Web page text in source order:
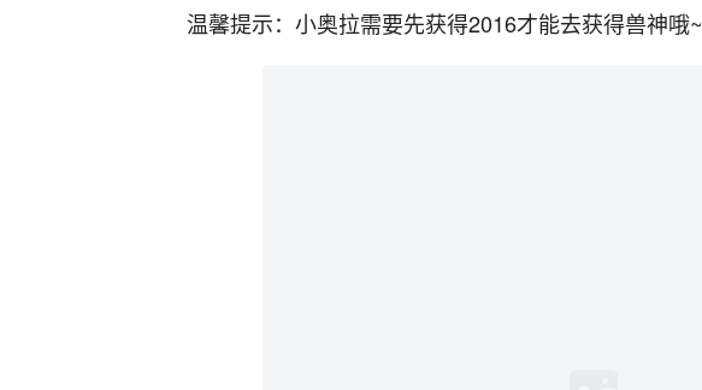
温馨提示：小奥拉需要先获得2016才能去获得兽神哦~